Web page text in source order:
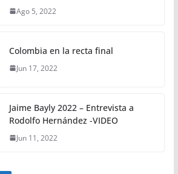
Ago 5, 2022
Colombia en la recta final
Jun 17, 2022
Jaime Bayly 2022 – Entrevista a
Rodolfo Hernández -VIDEO
Jun 11, 2022